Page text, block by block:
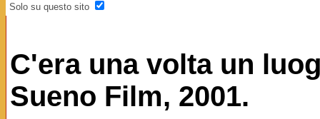
Solo su questo sito
C'era una volta un
Sueno Film, 2001.